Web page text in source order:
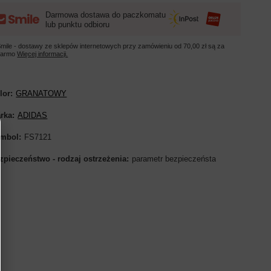
Darmowa dostawa do paczkomatu
lub punktu odbioru
- dostawy ze sklepów internetowych przy zamówieniu od 70,00 zł są za
Więcej informacji.
GRANATOWY
ADIDAS
FS7121
- rodzaj ostrzeżenia parametr bezpieczeństa